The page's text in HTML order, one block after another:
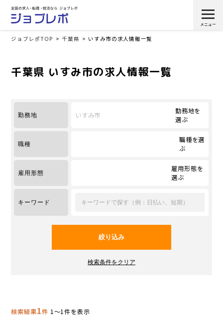
ジョブレポTOP 千葉県 いすみ市の求人情報一覧
千葉県 いすみ市の求人情報一覧
勤務地 いすみ市
勤務地を
選ぶ
職種
職種を選
ぶ
雇用形態
雇用形態を
選ぶ
キーワード
検索結果1件 1～1件を表示